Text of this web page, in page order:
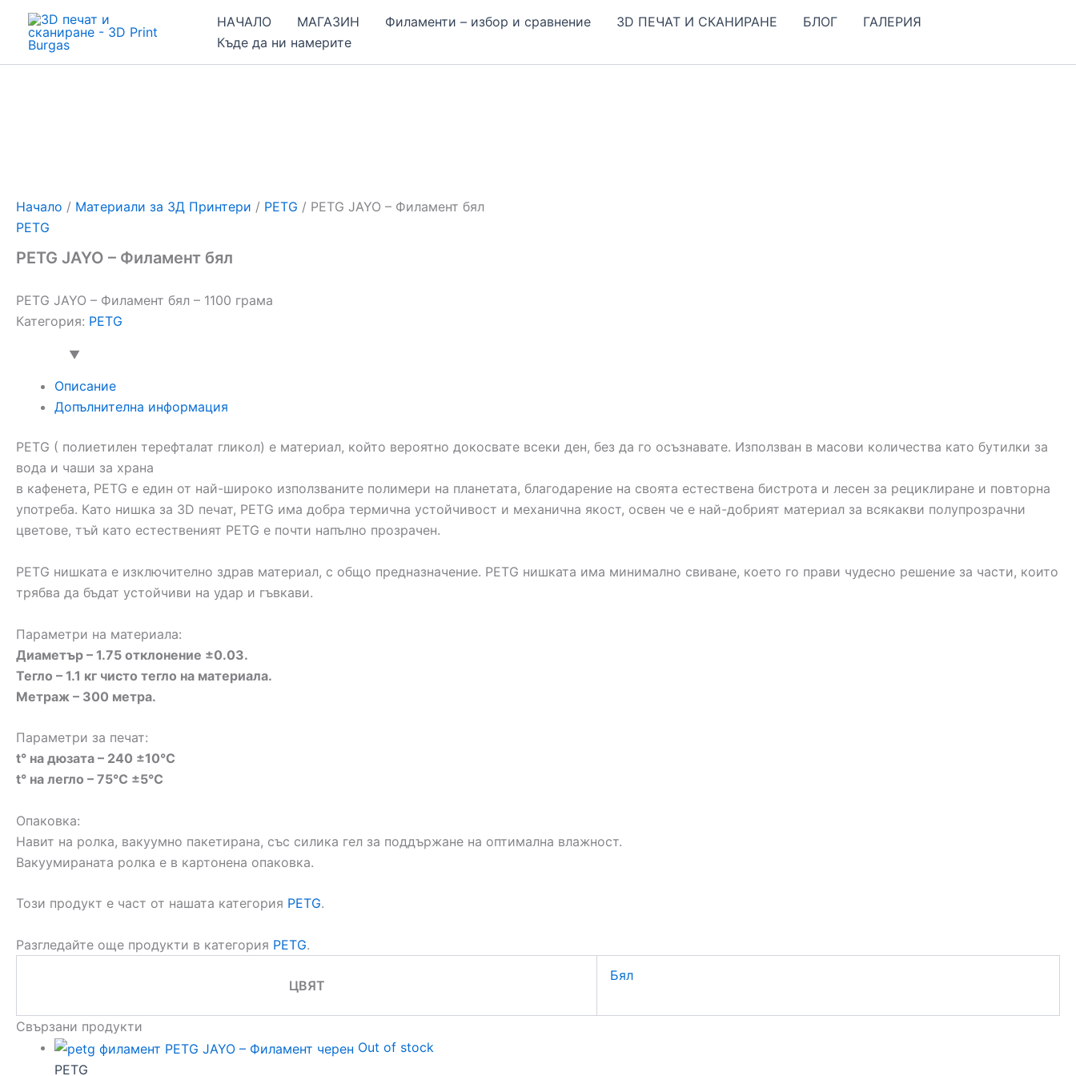
content
НАЧАЛО МАГАЗИН Филаменти – избор и сравнение 3D ПЕЧАТ И СКАНИРАНЕ БЛОГ
ГАЛЕРИЯ
Къде да ни намерите
Начало / Материали за 3Д Принтери / PETG / PETG JAYO – Филамент бял
PETG
PETG JAYO – Филамент бял
PETG JAYO – Филамент бял – 1100 грама
Категория: PETG
Описание
Допълнителна информация
PETG ( полиетилен терефталат гликол) е материал, който вероятно докосвате всеки ден, без да го осъзнавате. Използван в масови количества като бутилки за
вода и чаши за храна
в кафенета, PETG е един от най-широко използваните полимери на планетата, благодарение на своята естествена бистрота и лесен за рециклиране и повторна
употреба. Като нишка за 3D печат, PETG има добра термична устойчивост и механична якост, освен че е най-добрият материал за всякакви полупрозрачни
цветове, тъй като естественият PETG е почти напълно прозрачен.
PETG нишката е изключително здрав материал, с общо предназначение. PETG нишката има минимално свиване, което го прави чудесно решение за части, които
трябва да бъдат устойчиви на удар и гъвкави.
Параметри на материала:
Диаметър – 1.75 отклонение ±0.03.
Тегло – 1.1 кг чисто тегло на материала.
Метраж – 300 метра.
Параметри за печат:
t° на дюзата – 240 ±10°C
t° на легло – 75°C ±5°C
Опаковка:
Навит на ролка, вакуумно пакетирана, със силика гел за поддържане на оптимална влажност.
Вакуумирaната ролка е в картонена опаковка.
Този продукт е част от нашата категория PETG.
Разгледайте още продукти в категория PETG.
ЦВЯТ
Бял
Свързани продукти
Out of stock
PETG